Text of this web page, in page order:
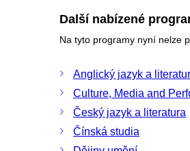
Další nabízené
Na tyto programy nyní nelze
Anglický jazyk a
Culture, Media and
Český jazyk a literatura
Čínská studia